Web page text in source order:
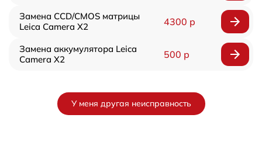
Замена CCD/CMOS матрицы
Leica Camera X2
4300 р
Замена аккумулятора Leica
Camera X2
500 р
У меня другая неисправность